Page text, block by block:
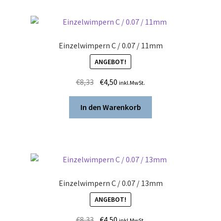
Einzelwimpern C / 0.07 / 11mm
ANGEBOT!
€8,33 Ursprünglicher
war:
€8,33
€4,50 Aktueller
ist:
€4,50.
inkl.MwSt.
In den Warenkorb
Einzelwimpern C / 0.07 / 13mm
ANGEBOT!